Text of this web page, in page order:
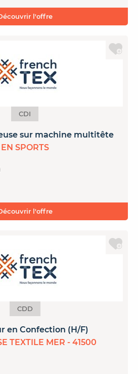
l'offre
CDI
sur machine multitête
EN SPORTS
l'offre
CDD
en Confection (H/F)
TEXTILE MER - 41500